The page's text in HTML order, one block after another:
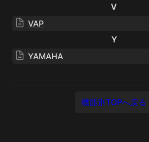
V
VAP
Y
YAMAHA
機能別TOPへ戻る